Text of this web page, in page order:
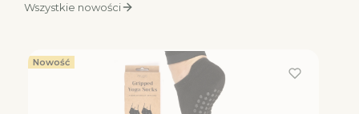
Wszystkie nowości
Nowość